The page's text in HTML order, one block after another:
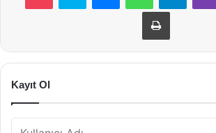
Yazdır
Kayıt Ol